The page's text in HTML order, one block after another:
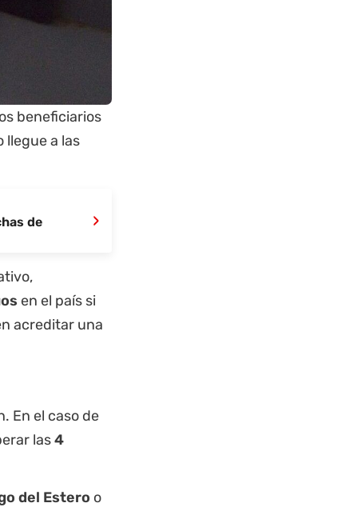
beneficiarios
llegue a las
de
›
en el país si
acreditar una
En el caso de
las4
del Estero o